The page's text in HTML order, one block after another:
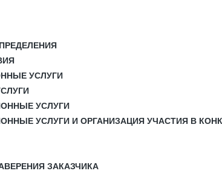
УСЛУГИ
УСЛУГИ
УСЛУГИ И ОРГАНИЗАЦИЯ УЧАСТИЯ В
ЗАКАЗЧИКА